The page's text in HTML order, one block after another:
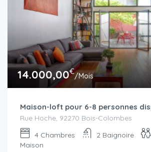
14.000,00€/Mois
Rue Hoche, 92270 Bois-Colombes
4 Chambres 2 Baignoire
Maison